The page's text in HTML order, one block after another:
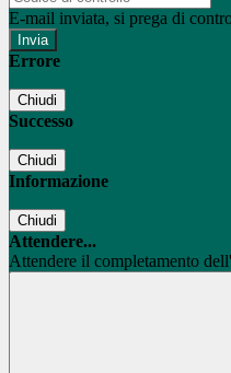
E-mail inviata, si prega di
Errore
Chiudi
Successo
Chiudi
Informazione
Chiudi
Attendere...
Attendere il completamento